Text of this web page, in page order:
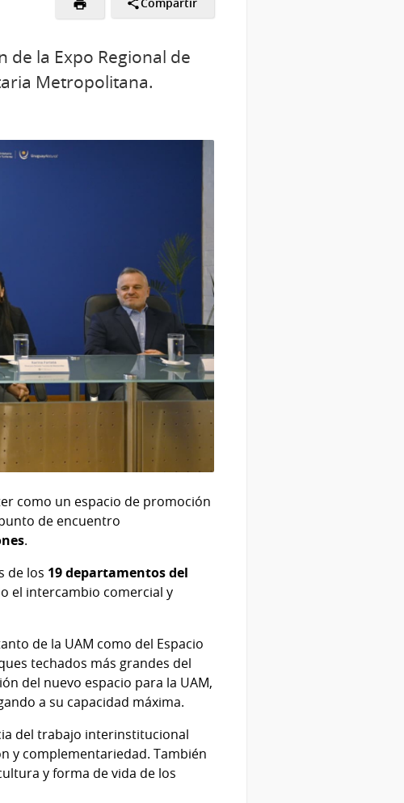
Compartir
de la Expo Regional de
Metropolitana.
como un espacio de promoción
de encuentro
.
de los 19 departamentos del
el intercambio comercial y
de la UAM como del Espacio
techados más grandes del
del nuevo espacio para la UAM,
a su capacidad máxima.
del trabajo interinstitucional
y complementariedad. También
y forma de vida de los